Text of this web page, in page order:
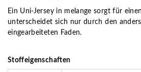
Ein Uni-Jersey in melange sorgt für
unterscheidet sich nur durch den
eingearbeiteten Faden.
Stoffeigenschaften